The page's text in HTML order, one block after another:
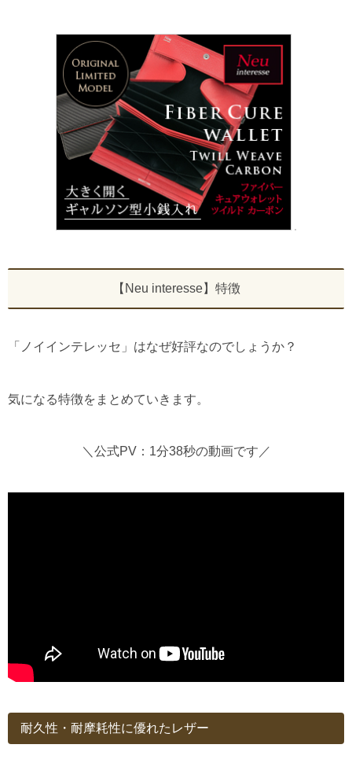
【Neu interesse】特徴
「ノイインテレッセ」はなぜ好評なのでしょうか？
気になる特徴をまとめていきます。
＼公式PV：1分38秒の動画です／
耐久性・耐摩耗性に優れたレザー